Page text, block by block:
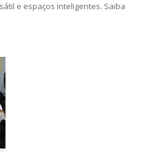
e espaços inteligentes. Saiba